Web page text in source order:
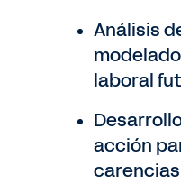
Análisis
laboral
acción
carencias